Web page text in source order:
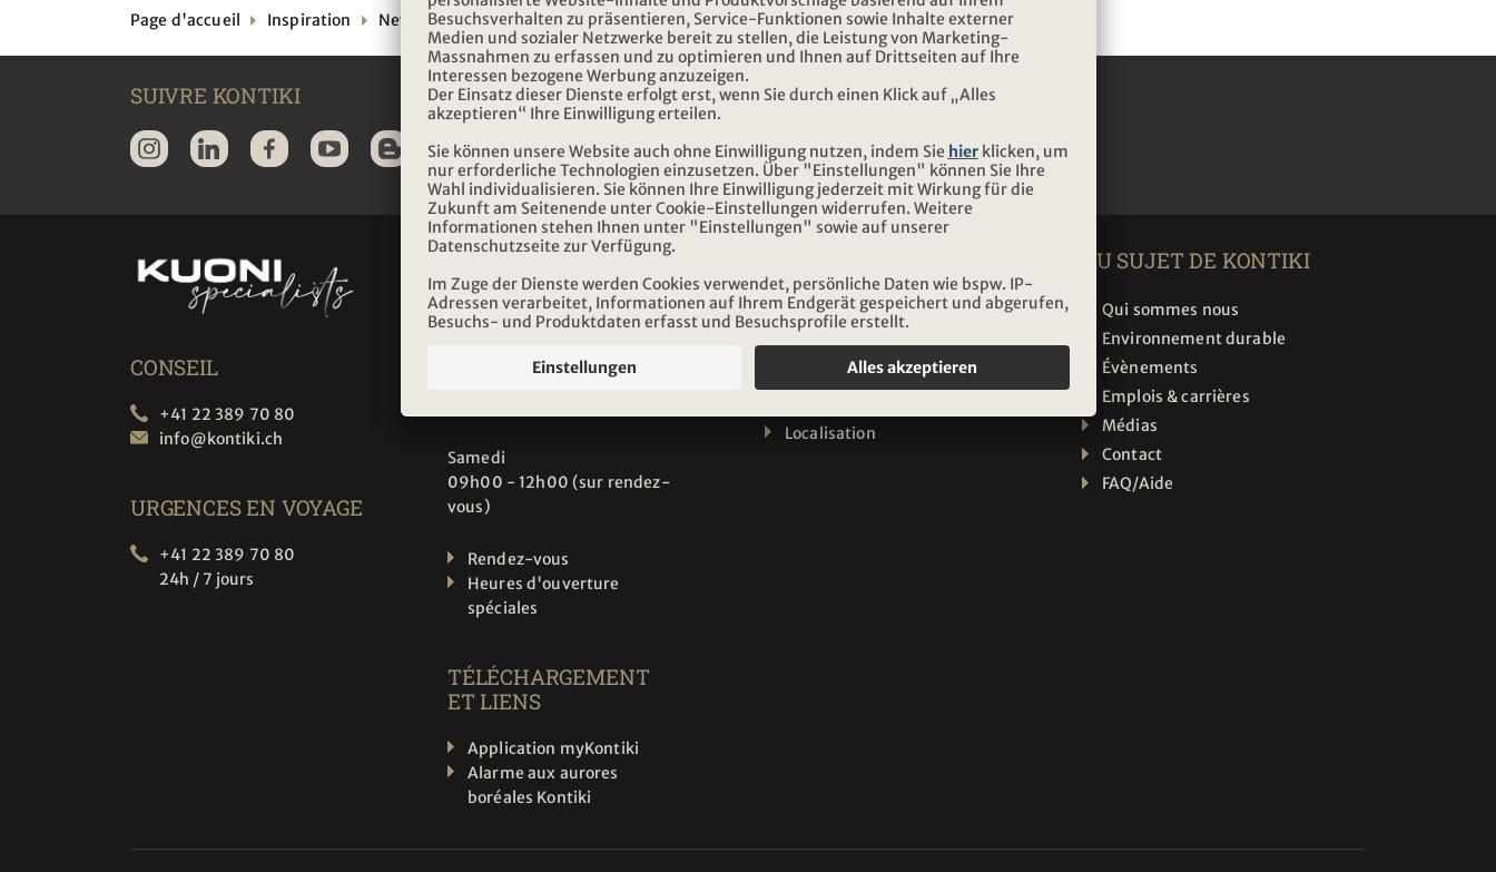
Page d'accueil Inspiration Newsletter
SUIVRE KONTIKI INSCRIPTION NEWSLETTER
Inscription
CONSEIL
+41 22 389 70 80
info@kontiki.ch
URGENCES EN VOYAGE
+41 22 389 70 80
24h / 7 jours
HEURES
D'OUVERTURE
KONTIKI VOYAGES
Du lundi au vendredi
Samedi
09h00 - 12h00 (sur rendez-
vous)
Rendez-vous
Heures d'ouverture
spéciales
TÉLÉCHARGEMENT
ET LIENS
Application myKontiki
Alarme aux aurores
boréales Kontiki
Kontiki Voyages
DERTOUR Suisse AG
Boulevard de Grancy 37
Localisation
AU SUJET DE KONTIKI
Qui sommes nous
Environnement durable
Évènements
Emplois & carrières
Médias
Contact
FAQ/Aide